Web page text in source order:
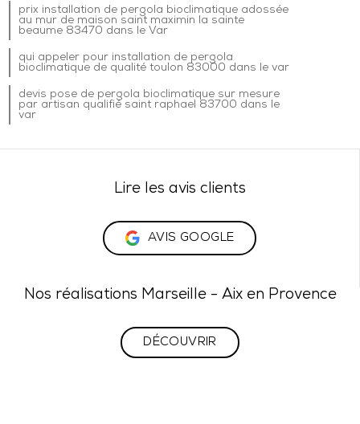
prix installation de pergola bioclimatique adossée
au mur de maison saint maximin la sainte
beaume 83470 dans le Var
qui appeler pour installation de pergola
bioclimatique de qualité toulon 83000 dans le var
devis pose de pergola bioclimatique sur mesure
par artisan qualifié saint raphael 83700 dans le
var
Lire les avis clients
AVIS GOOGLE
Nos réalisations Marseille - Aix en Provence
DÉCOUVRIR